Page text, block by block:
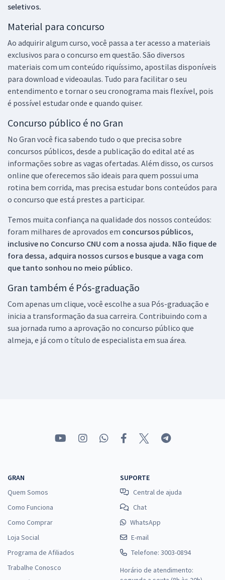
seletivos.
Material para concurso
Ao adquirir algum curso, você passa a ter acesso a materiais
exclusivos para o concurso em questão. São diversos
materiais com um conteúdo riquíssimo, apostilas disponíveis
para download e videoaulas. Tudo para facilitar o seu
entendimento e tornar o seu cronograma mais flexível, pois
é possível estudar onde e quando quiser.
Concurso público é no Gran
No Gran você fica sabendo tudo o que precisa sobre
concursos públicos, desde a publicação do edital até as
informações sobre as vagas ofertadas. Além disso, os cursos
online que oferecemos são ideais para quem possui uma
rotina bem corrida, mas precisa estudar bons conteúdos para
o concurso que está prestes a participar.
Temos muita confiança na qualidade dos nossos conteúdos:
foram milhares de aprovados em concursos públicos,
inclusive no Concurso CNU com a nossa ajuda. Não fique de
fora dessa, adquira nossos cursos e busque a vaga com
que tanto sonhou no meio público.
Gran também é Pós-graduação
Com apenas um clique, você escolhe a sua Pós-graduação e
inicia a transformação da sua carreira. Contribuindo com a
sua jornada rumo a aprovação no concurso público que
almeja, e já com o título de especialista em sua área.
GRAN
Quem Somos
Como Funciona
Como Comprar
Loja Social
Programa de Afiliados
Trabalhe Conosco
SUPORTE
Central de ajuda
Chat
WhatsApp
E-mail
Telefone: 3003-0894
Horário de atendimento: